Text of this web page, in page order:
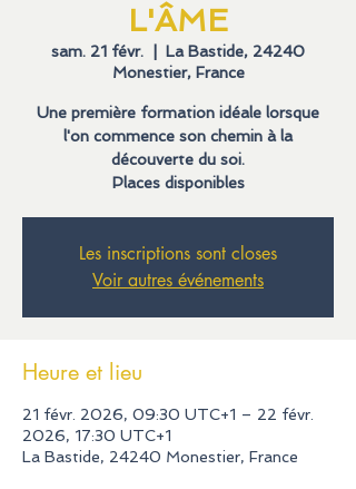
L'ÂME
sam. 21 févr.
La Bastide, 24240
Monestier, France
Une première formation idéale lorsque
l'on commence son chemin à la
découverte du soi.
Places disponibles
Les inscriptions sont closes
Voir autres événements
Heure et lieu
21 févr. 2026, 09:30 UTC+1 – 22 févr.
2026, 17:30 UTC+1
La Bastide, 24240 Monestier, France